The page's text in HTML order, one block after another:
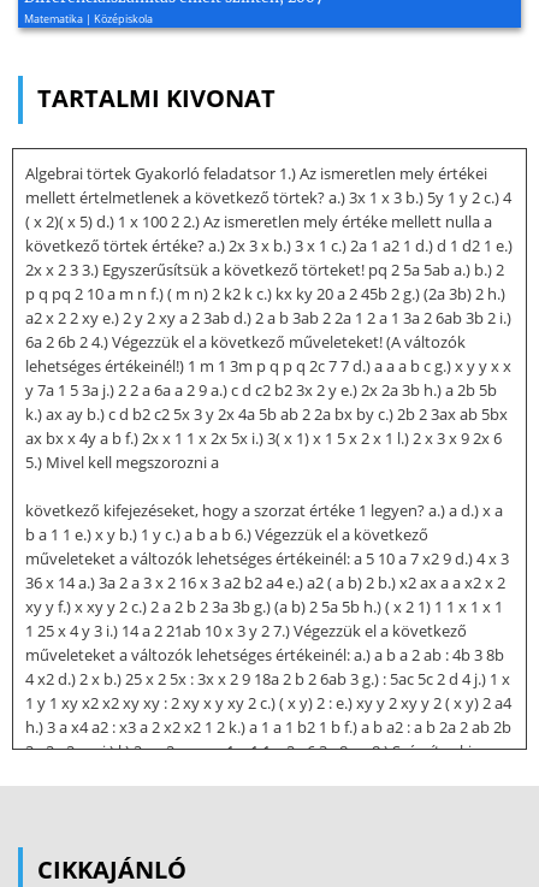
Matematika | Középiskola
TARTALMI KIVONAT
Algebrai törtek Gyakorló feladatsor 1.) Az ismeretlen mely értékei
mellett értelmetlenek a következő törtek? a.) 3x 1 x 3 b.) 5y 1 y 2 c.) 4
( x 2)( x 5) d.) 1 x 100 2 2.) Az ismeretlen mely értéke mellett nulla a
következő törtek értéke? a.) 2x 3 x b.) 3 x 1 c.) 2a 1 a2 1 d.) d 1 d2 1 e.)
2x x 2 3 3.) Egyszerűsítsük a következő törteket! pq 2 5a 5ab a.) b.) 2
p q pq 2 10 a m n f.) ( m n) 2 k2 k c.) kx ky 20 a 2 45b 2 g.) (2a 3b) 2 h.)
a2 x 2 2 xy e.) 2 y 2 xy a 2 3ab d.) 2 a b 3ab 2 2a 1 2 a 1 3a 2 6ab 3b 2 i.)
6a 2 6b 2 4.) Végezzük el a következő műveleteket! (A változók
lehetséges értékeinél!) 1 m 1 3m p q p q 2c 7 7 d.) a a a b c g.) x y y x x
y 7a 1 5 3a j.) 2 2 a 6a a 2 9 a.) c d c2 b2 3x 2 y e.) 2x 2a 3b h.) a 2b 5b
k.) ax ay b.) c d b2 c2 5x 3 y 2x 4a 5b ab 2 2a bx by c.) 2b 2 3ax ab 5bx
ax bx x 4y a b f.) 2x x 1 1 x 2x 5x i.) 3( x 1) x 1 5 x 2 x 1 l.) 2 x 3 x 9 2x 6
5.) Mivel kell megszorozni a
következő kifejezéseket, hogy a szorzat értéke 1 legyen? a.) a d.) x a
b a 1 1 e.) x y b.) 1 y c.) a b a b 6.) Végezzük el a következő
műveleteket a változók lehetséges értékeinél: a 5 10 a 7 x2 9 d.) 4 x 3
36 x 14 a.) 3a 2 a 3 x 2 16 x 3 a2 b2 a4 e.) a2 ( a b) 2 b.) x2 ax a a x2 x 2
xy y f.) x xy y 2 c.) 2 a 2 b 2 3a 3b g.) (a b) 2 5a 5b h.) ( x 2 1) 1 1 x 1 x 1
1 25 x 4 y 3 i.) 14 a 2 21ab 10 x 3 y 2 7.) Végezzük el a következő
műveleteket a változók lehetséges értékeinél: a.) a b a 2 ab : 4b 3 8b
4 x2 d.) 2 x b.) 25 x 2 5x : 3x x 2 9 18a 2 b 2 6ab 3 g.) : 5ac 5c 2 d 4 j.) 1 x
1 y 1 xy x2 x2 xy xy : 2 xy x y xy 2 c.) ( x y) 2 : e.) xy y 2 xy y 2 ( x y) 2 a4
h.) 3 a x4 a2 : x3 a 2 x2 x2 1 2 k.) a 1 a 1 b2 1 b f.) a b a2 : a b 2a 2 ab 2b
2 x2 y2 x x i.) l.) 2a a 2 xy xy : 1 x 1 1 x 2a 6 3a 8a a 8.) Számítsa ki a
CIKKAJÁNLÓ